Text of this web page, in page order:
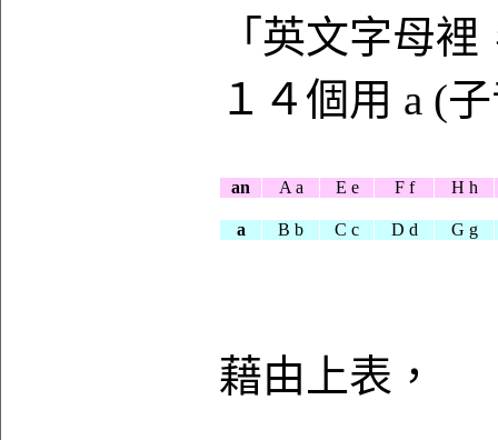
「英文字母
１４個用 a (
an A a E e F f H h
a B b C c D d G g
藉由上表，